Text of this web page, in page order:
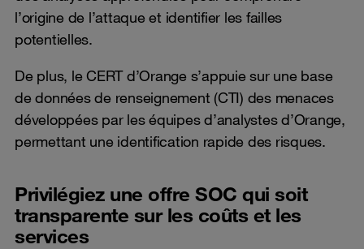
l’origine de l’attaque et identifier les failles
potentielles.
De plus, le CERT d’Orange s’appuie sur une base
de données de renseignement (CTI) des menaces
développées par les équipes d’analystes d’Orange,
permettant une identification rapide des risques.
Privilégiez une offre SOC qui soit
transparente sur les coûts et les
services